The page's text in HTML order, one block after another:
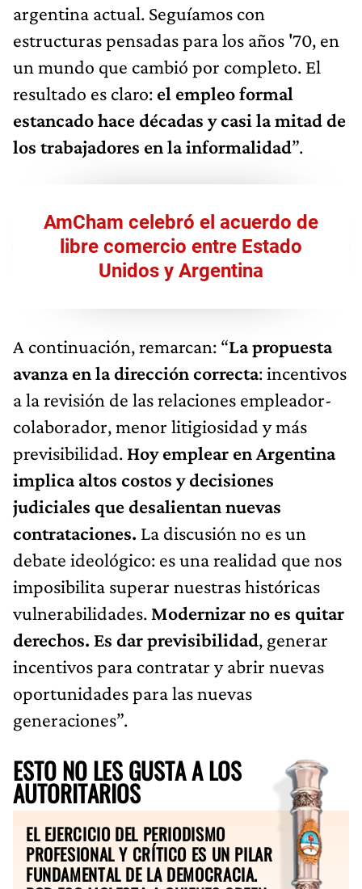
argentina actual. Seguíamos con
estructuras pensadas para los años '70, en
un mundo que cambió por completo. El
resultado es claro: el empleo formal
estancado hace décadas y casi la mitad de
los trabajadores en la informalidad”.
AmCham celebró el acuerdo de
libre comercio entre Estado
Unidos y Argentina
A continuación, remarcan: “La propuesta
avanza en la dirección correcta: incentivos
a la revisión de las relaciones empleador-
colaborador, menor litigiosidad y más
previsibilidad. Hoy emplear en Argentina
implica altos costos y decisiones
judiciales que desalientan nuevas
contrataciones. La discusión no es un
debate ideológico: es una realidad que nos
imposibilita superar nuestras históricas
vulnerabilidades. Modernizar no es quitar
derechos. Es dar previsibilidad, generar
incentivos para contratar y abrir nuevas
oportunidades para las nuevas
generaciones”.
ESTO NO LES GUSTA A LOS
AUTORITARIOS
EL EJERCICIO DEL PERIODISMO
PROFESIONAL Y CRÍTICO ES UN PILAR
FUNDAMENTAL DE LA DEMOCRACIA.